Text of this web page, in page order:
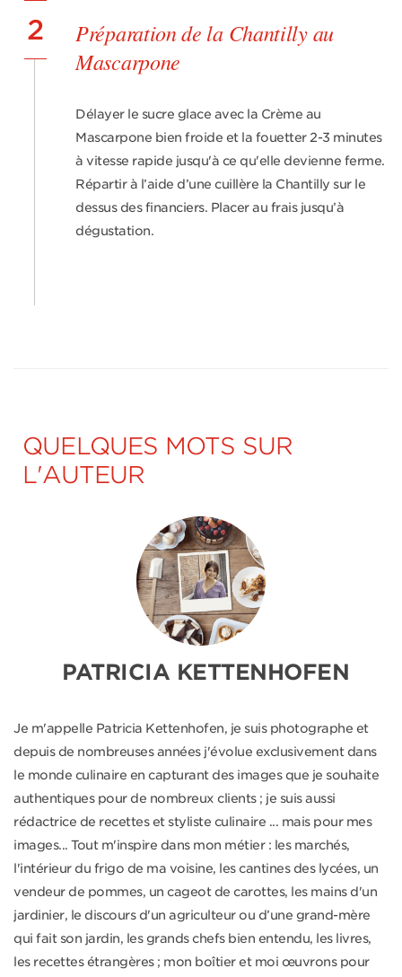
2
Préparation de la Chantilly au
Mascarpone
Délayer le sucre glace avec la Crème au
Mascarpone bien froide et la fouetter 2-3 minutes
à vitesse rapide jusqu'à ce qu'elle devienne ferme.
Répartir à l’aide d’une cuillère la Chantilly sur le
dessus des financiers. Placer au frais jusqu’à
dégustation.
QUELQUES MOTS SUR
L'AUTEUR
PATRICIA KETTENHOFEN
Je m'appelle Patricia Kettenhofen, je suis photographe et
depuis de nombreuses années j'évolue exclusivement dans
le monde culinaire en capturant des images que je souhaite
authentiques pour de nombreux clients ; je suis aussi
rédactrice de recettes et styliste culinaire ... mais pour mes
images... Tout m'inspire dans mon métier : les marchés,
l'intérieur du frigo de ma voisine, les cantines des lycées, un
vendeur de pommes, un cageot de carottes, les mains d'un
jardinier, le discours d'un agriculteur ou d’une grand-mère
qui fait son jardin, les grands chefs bien entendu, les livres,
les recettes étrangères ; mon boîtier et moi œuvrons pour